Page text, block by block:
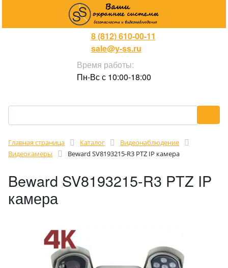
8 (812) 610-00-11
sale@y-ss.ru
Время работы:
Пн-Вс с 10:00-18:00
Главная страница Каталог
Видеонаблюдение
Видеокамеры
Beward SV8193215-R3 PTZ IP камера
Beward SV8193215-R3 PTZ IP
камера